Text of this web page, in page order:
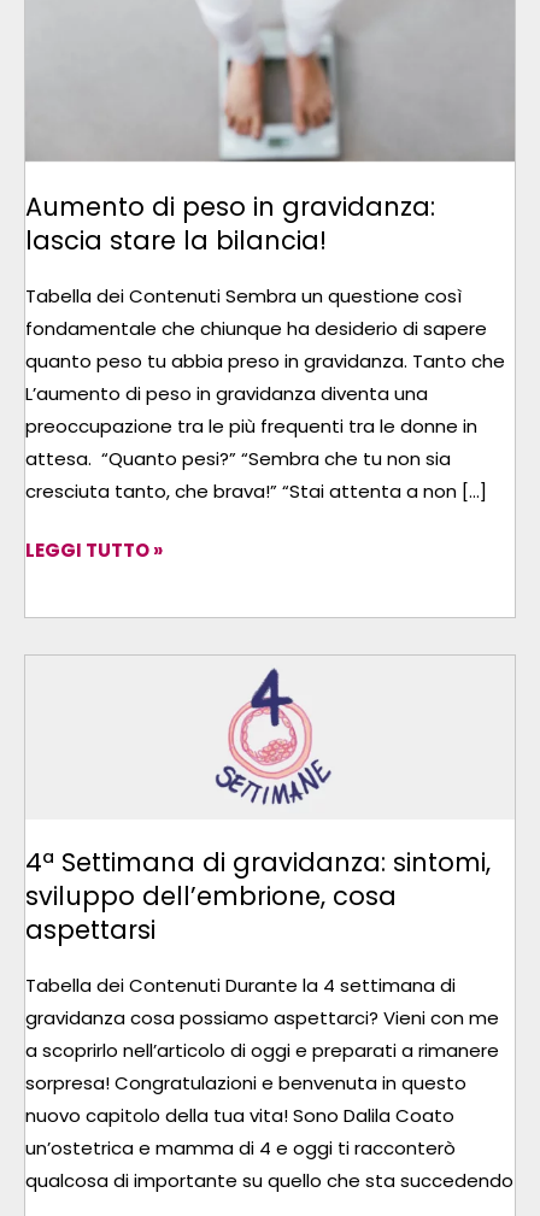
Aumento di peso in gravidanza:
lascia stare la bilancia!
Tabella dei Contenuti Sembra un questione così
fondamentale che chiunque ha desiderio di sapere
quanto peso tu abbia preso in gravidanza. Tanto che
L’aumento di peso in gravidanza diventa una
preoccupazione tra le più frequenti tra le donne in
attesa. “Quanto pesi?” “Sembra che tu non sia
cresciuta tanto, che brava!” “Stai attenta a non […]
BILANCIA!
LEGGI TUTTO »
4ª Settimana di gravidanza: sintomi,
sviluppo dell’embrione, cosa
aspettarsi
Tabella dei Contenuti Durante la 4 settimana di
gravidanza cosa possiamo aspettarci? Vieni con me
a scoprirlo nell’articolo di oggi e preparati a rimanere
sorpresa! Congratulazioni e benvenuta in questo
nuovo capitolo della tua vita! Sono Dalila Coato
un’ostetrica e mamma di 4 e oggi ti racconterò
qualcosa di importante su quello che sta succedendo
DELL’EMBRIONE,
COSA
ASPETTARSI